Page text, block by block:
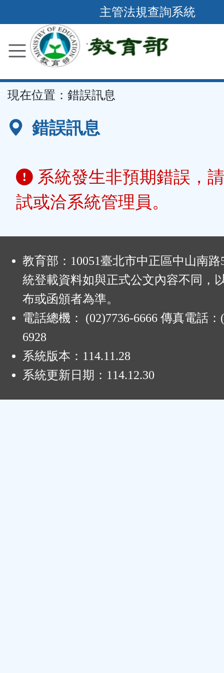
到
要
容
區
主管法規查詢系統
現在位置： 錯誤訊息
錯誤訊息
系統發生非預期錯誤，
試或洽系統管理員。
教育部：10051臺北市中正區中山南
統登載資料如與正式公文內容不同，
布或函頒者為準。
電話總機： (02)7736-6666 傳真電話：
6928
系統版本： 114.11.28
系統更新日期： 114.12.30